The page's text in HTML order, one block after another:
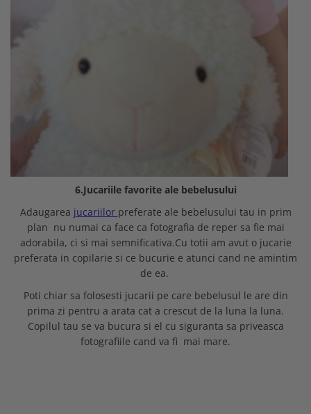
6.Jucariile favorite ale bebelusului
Adaugarea jucariilor preferate ale bebelusului tau in prim
plan nu numai ca face ca fotografia de reper sa fie mai
adorabila, ci si mai semnificativa.Cu totii am avut o jucarie
preferata in copilarie si ce bucurie e atunci cand ne amintim
de ea.
Poti chiar sa folosesti jucarii pe care bebelusul le are din
prima zi pentru a arata cat a crescut de la luna la luna.
Copilul tau se va bucura si el cu siguranta sa priveasca
fotografiile cand va fi mai mare.